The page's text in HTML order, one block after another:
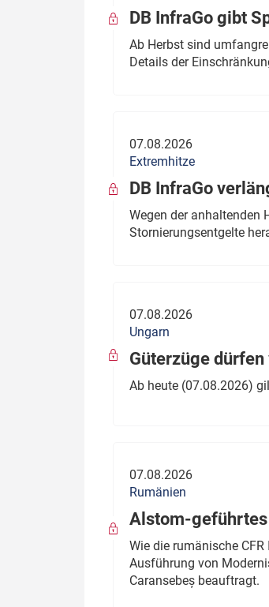
DB InfraGo gibt
Ab Herbst sind
Details der
07.08.2026
Extremhitze
DB InfraGo
Wegen der anhaltenden
Stornierungsentgelte
07.08.2026
Ungarn
Güterzüge
Ab heute (07.08.2026)
07.08.2026
Rumänien
Alstom-
Wie die rumänische
Ausführung von
Caransebeș beauftragt.